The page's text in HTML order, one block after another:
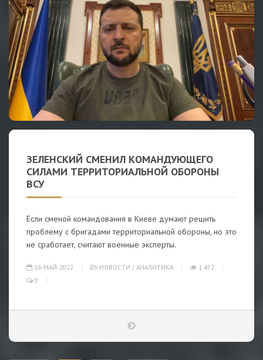
ЗЕЛЕНСКИЙ СМЕНИЛ КОМАНДУЮЩЕГО
СИЛАМИ ТЕРРИТОРИАЛЬНОЙ ОБОРОНЫ
ВСУ
Если сменой командования в Киеве думают решить
проблему с бригадами территориальной обороны, но это
не сработает, считают военные эксперты.
16-МАЙ-2022 НОВОСТИ / АНАЛИТИКА
1 472
0